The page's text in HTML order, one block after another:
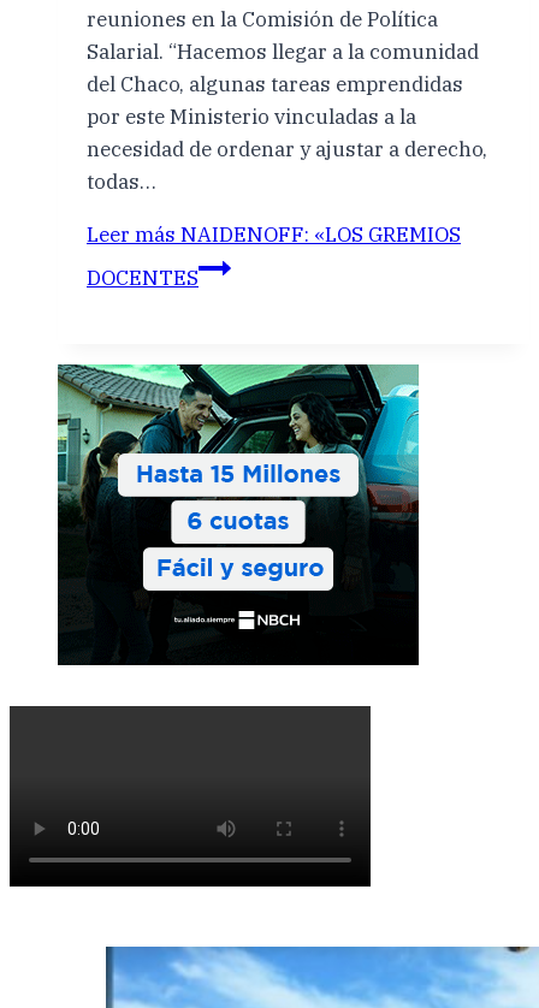
reuniones en la Comisión de Política
Salarial. “Hacemos llegar a la comunidad
del Chaco, algunas tareas emprendidas
por este Ministerio vinculadas a la
necesidad de ordenar y ajustar a derecho,
todas…
Leer más NAIDENOFF: «LOS GREMIOS
DOCENTES